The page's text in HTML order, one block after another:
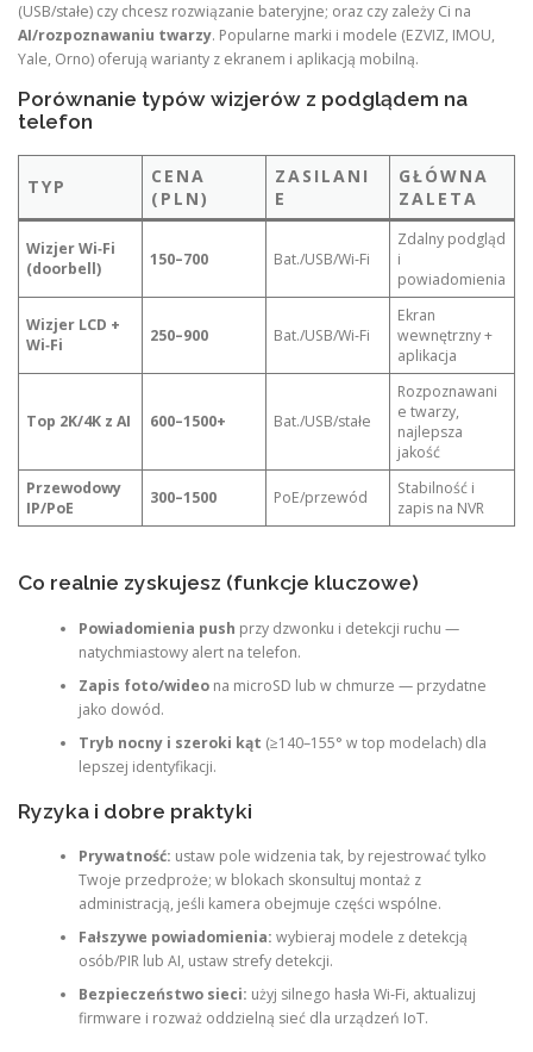
(USB/stałe) czy chcesz rozwiązanie bateryjne; oraz czy zależy Ci na
AI/rozpoznawaniu twarzy. Popularne marki i modele (EZVIZ, IMOU,
Yale, Orno) oferują warianty z ekranem i aplikacją mobilną.
Porównanie typów wizjerów z podglądem na
telefon
TYP
CENA
(PLN)
ZASILANI
E
GŁÓWNA
ZALETA
Wizjer Wi‑Fi
(doorbell)
150–700 Bat./USB/Wi‑Fi
Zdalny podgląd
i
powiadomienia
Wizjer LCD +
Wi‑Fi
250–900 Bat./USB/Wi‑Fi
Ekran
wewnętrzny +
aplikacja
Top 2K/4K z AI 600–1500+ Bat./USB/stałe
Rozpoznawani
e twarzy,
najlepsza
jakość
Przewodowy
IP/PoE
300–1500 PoE/przewód
Stabilność i
zapis na NVR
Co realnie zyskujesz (funkcje kluczowe)
Powiadomienia push przy dzwonku i detekcji ruchu —
natychmiastowy alert na telefon.
Zapis foto/wideona microSD lub w chmurze — przydatne
jako dowód.
Tryb nocny i szeroki kąt (≥140–155° w top modelach) dla
lepszej identyfikacji.
Ryzyka i dobre praktyki
Prywatność: ustaw pole widzenia tak, by rejestrować tylko
Twoje przedproże; w blokach skonsultuj montaż z
administracją, jeśli kamera obejmuje części wspólne.
Fałszywe powiadomienia: wybieraj modele z detekcją
osób/PIR lub AI, ustaw strefy detekcji.
Bezpieczeństwo sieci: użyj silnego hasła Wi‑Fi, aktualizuj
firmware i rozważ oddzielną sieć dla urządzeń IoT.